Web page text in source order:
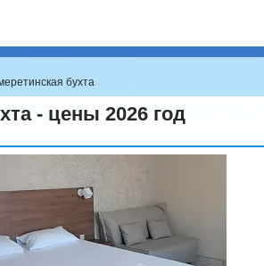
бухта
- цены 2026 год